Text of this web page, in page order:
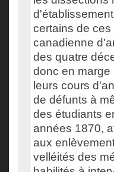
certains de
canadienne
des quatre
donc en
leurs cours
de défunts à
des étudiants
années 1870,
aux
velléités des